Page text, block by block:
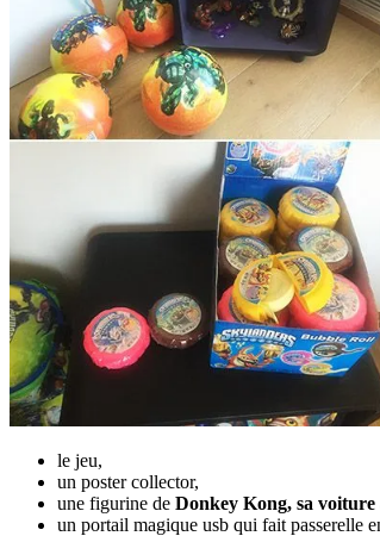
le jeu,
un poster collector,
une figurine de Donkey Kong, sa voiture
un portail magique usb qui fait passerelle